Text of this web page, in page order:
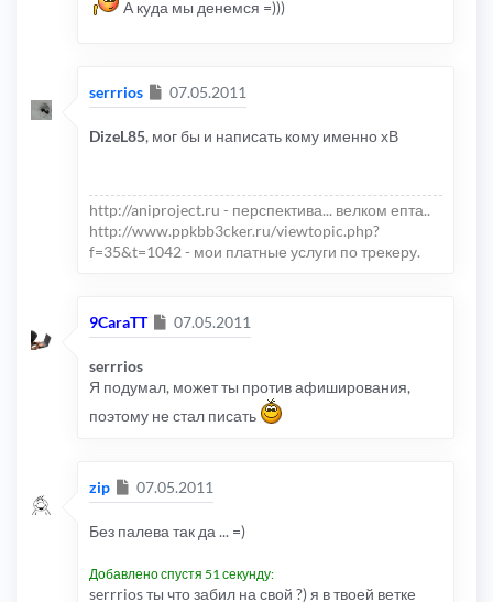
А куда мы денемся =)))
serrrios Сообщение
07.05.2011
DizeL85, мог бы и написать кому именно хВ
http://aniproject.ru - перспектива... велком епта..
http://www.ppkbb3cker.ru/viewtopic.php?
f=35&t=1042 - мои платные услуги по трекеру.
9CaraTT Сообщение
07.05.2011
serrrios
Я подумал, может ты против афиширования,
поэтому не стал писать
zip Сообщение
07.05.2011
Без палева так да ... =)
Добавлено спустя 51 секунду:
serrrios ты что забил на свой ?) я в твоей ветке